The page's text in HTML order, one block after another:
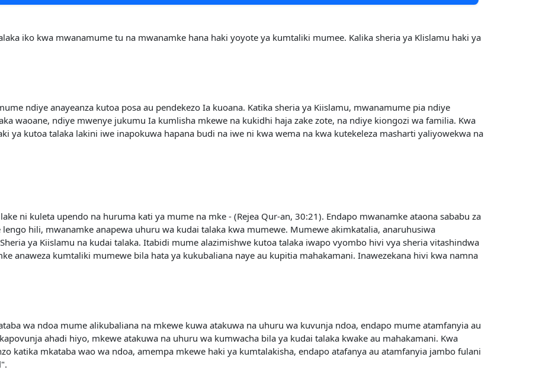
iko kwa mwanamume tu na mwanamke hana haki yoyote ya kumtaliki mumee. Kalika sheria ya Klislamu haki ya
ndiye anayeanza kutoa posa au pendekezo Ia kuoana. Katika sheria ya Kiislamu, mwanamume pia ndiye
waoane, ndiye mwenye jukumu Ia kumlisha mkewe na kukidhi haja zake zote, na ndiye kiongozi wa familia. Kwa
ya kutoa talaka lakini iwe inapokuwa hapana budi na iwe ni kwa wema na kwa kutekeleza masharti yaliyowekwa na
ni kuleta upendo na huruma kati ya mume na mke - (Rejea Qur-an, 30:21). Endapo mwanamke ataona sababu za
hili, mwanamke anapewa uhuru wa kudai talaka kwa mumewe. Mumewe akimkatalia, anaruhusiwa
ya Kiislamu na kudai talaka. Itabidi mume alazimishwe kutoa talaka iwapo vyombo hivi vya sheria vitashindwa
anaweza kumtaliki mumewe bila hata ya kukubaliana naye au kupitia mahakamani. Inawezekana hivi kwa namna
wa ndoa mume alikubaliana na mkewe kuwa atakuwa na uhuru wa kuvunja ndoa, endapo mume atamfanyia au
ahadi hiyo, mkewe atakuwa na uhuru wa kumwacha bila ya kudai talaka kwake au mahakamani. Kwa
katika mkataba wao wa ndoa, amempa mkewe haki ya kumtalakisha, endapo atafanya au atamfanyia jambo fulani